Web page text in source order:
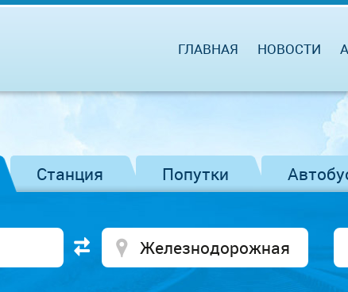
ГЛАВНАЯ НОВОСТИ
Станция Попутки